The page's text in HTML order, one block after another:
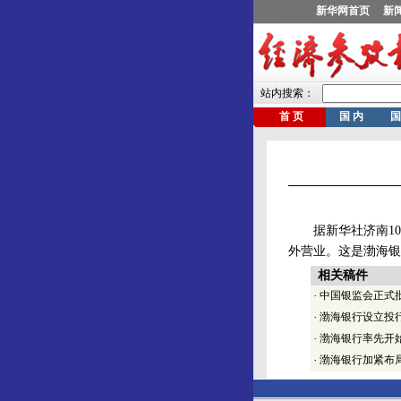
据新华社济南10
外营业。这是渤海
相关稿件
· 中国银监会正式
· 渤海银行设立投
· 渤海银行率先开
· 渤海银行加紧布